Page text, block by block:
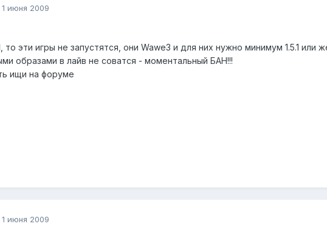
1 июня 2009
то эти игры не запустятся, они Wawe3 и для них нужно минимум 1.5.1 или
образами в лайв не соватся - моментальный БАН!!!
ищи на форуме
1 июня 2009